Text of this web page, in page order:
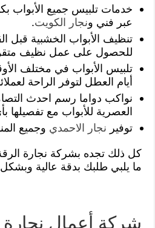
خدمات تلبيس جميع الأبواب
عبر فني ونجار الكويت.
تنظيف الأبواب الخشبية قبل
للحصول على عمل نظيف
تلبيس الأبواب في مختلف
أيام العطل لتوفر الراحة
نواكب دواما رسم احدث
العصرية للأبواب مع
توفير نجار الاحمدي وجميع
كل ذلك تجده بشركة نجارة
ما يلبي طلبك بدقة عالية
شركة أعمال نجارة